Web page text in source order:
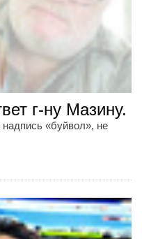
г-ну Мазину.
«буйвол», не